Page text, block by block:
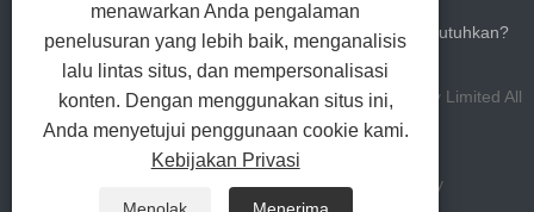
Seberapa besar pemanas air panas gas yang Anda butuhkan?
Hak Cipta Zhongshan Gastek Home Appliance Company Limited All
Rights Reserved.
RSS XML Privacy Policy
menawarkan Anda pengalaman
penelusuran yang lebih baik, menganalisis
lalu lintas situs, dan mempersonalisasi
konten. Dengan menggunakan situs ini,
Anda menyetujui penggunaan cookie kami.
Kebijakan Privasi